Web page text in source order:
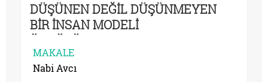
DÜŞÜNEN DEĞİL DÜŞÜNMEYEN
BİR İNSAN MODELİ
ÖNGÖRÜYORLAR
MAKALE
Nabi Avcı